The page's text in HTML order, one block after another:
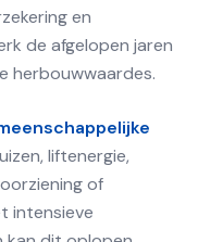
en
de afgelopen jaren
herbouwwaardes.
liftenergie,
of
intensieve